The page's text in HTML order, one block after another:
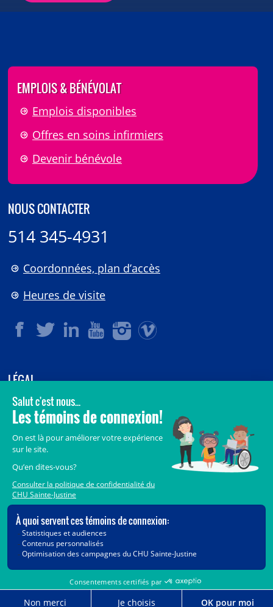
EMPLOIS & BÉNÉVOLAT
Emplois disponibles
Offres en soins infirmiers
Devenir bénévole
NOUS CONTACTER
514 345-4931
Coordonnées, plan d’accès
Heures de visite
LÉGAL
© 2006-2026CHU Sainte-Justine.
Tous droits réservés.
Crédits
Accès aux documents des organismes publics